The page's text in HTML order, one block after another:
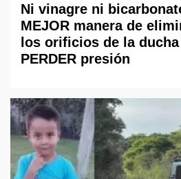
Ni vinagre ni
MEJOR manera de
los orificios de la
PERDER presión